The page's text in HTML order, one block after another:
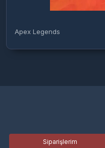
Apex Legends
Siparişlerim